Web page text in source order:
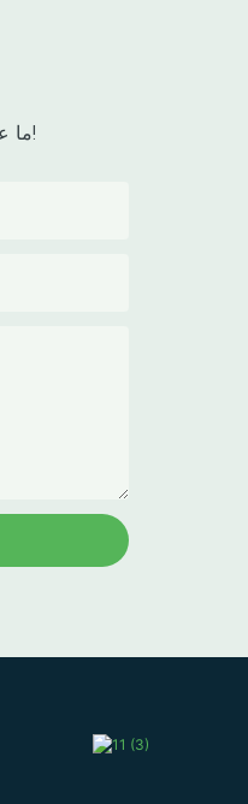
ما عليك سوى ترك بريدك الإلكتروني أو رقم هاتفك في نموذج الاتصال حتى نتمكن من إرسال عرض أسعار مجاني لك لمجموعة واسعة من التصاميم لدينا!